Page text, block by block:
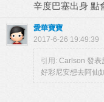
辛度巴塞出身 點
愛華寶寶
2017-6-26 19:49:39
引用: Carlson 發表
好彩尼安想去阿仙